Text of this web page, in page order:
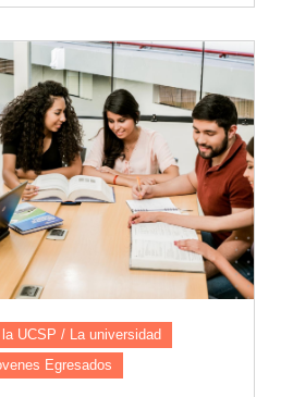
la UCSP / La universidad
Egresados